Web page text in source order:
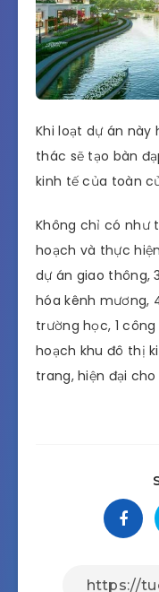
Khi loạt dự án này
thác sẽ tạo bàn
kinh tế của toàn
Không chỉ có như
hoạch và thực
dự án giao thông,
hóa kênh mương,
trường học, 1
hoạch khu đô thị
trang, hiện đại